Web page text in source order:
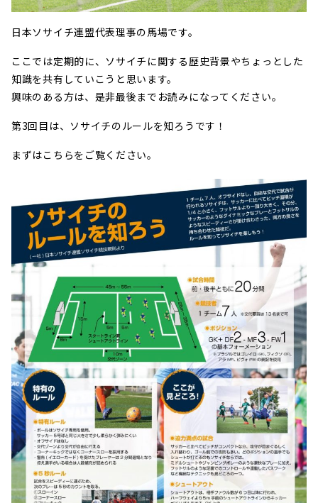
日本ソサイチ連盟代表理事の馬場です。
ここでは定期的に、ソサイチに関する歴史背景やちょっとした
知識を共有していこうと思います。
興味のある方は、是非最後までお読みになってください。
第3回目は、ソサイチのルールを知ろうです！
まずはこちらをご覧ください。